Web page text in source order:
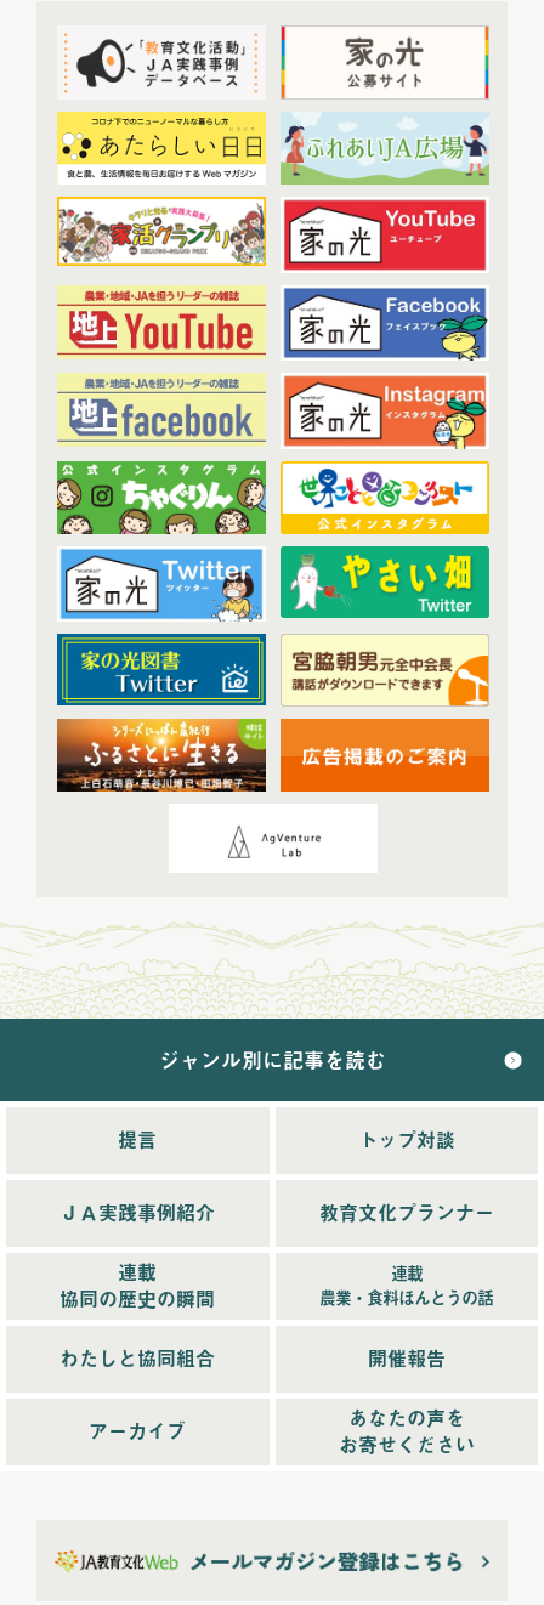
2022年10月配信 (7)
2022年11月配信(6)
2023年配信(72)
2023年1月配信(6)
2023年2月配信(7)
2023年3月配信(6)
2023年4月配信(6)
2023年5月配信
(6)
2023年6月配信(5)
2023年7月配信(6)
2023年8月配信 (6)
2023年10月配信(6)
2023年11月配信(6)
2023年12月配信(6)
2024年配信(70)
2024年1月配信
2024年2月配信(7)
2024年4月配信(6)
2024年5月配信(6)
2024年10月配信
(6)
2024年11月配信(5)
2024年12月配信(5)
(68)
2025年11月配信(6)
2025年12月配信
2025年1月配信(6)
2025年3月配信(4)
2025年5月配信(6)
2025年10月配信
2026年2月配信
(6)
トップ対談(50)
ＪＡ実践事例紹介 (37)
教育文化プランナー (19)
協同の歴史の瞬間(52)
農業・食料ほんとうの話(52)
わたしと協同組合(3)
開催報告(38)
あなたの声をお寄せください (1)
その他(1)
アーカイブ(7)
現代に語り継ぐ賀川豊彦とハル (6)
トップ対談アーカイブ(1)
ジャンル別に記事を読む
提言 トップ対談
ＪＡ実践事例紹介 教育文化プランナー
連載
協同の歴史の瞬間
連載
農業・食料ほんとうの話
わたしと協同組合 開催報告
アーカイブ
あなたの声を
お寄せください